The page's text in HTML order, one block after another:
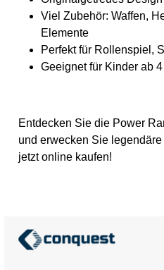
Viel Zubehör: Waffen,
Elemente
Perfekt für Rollenspiel,
Geeignet für Kinder ab
Entdecken Sie die Power
und erwecken Sie
jetzt online kaufen!